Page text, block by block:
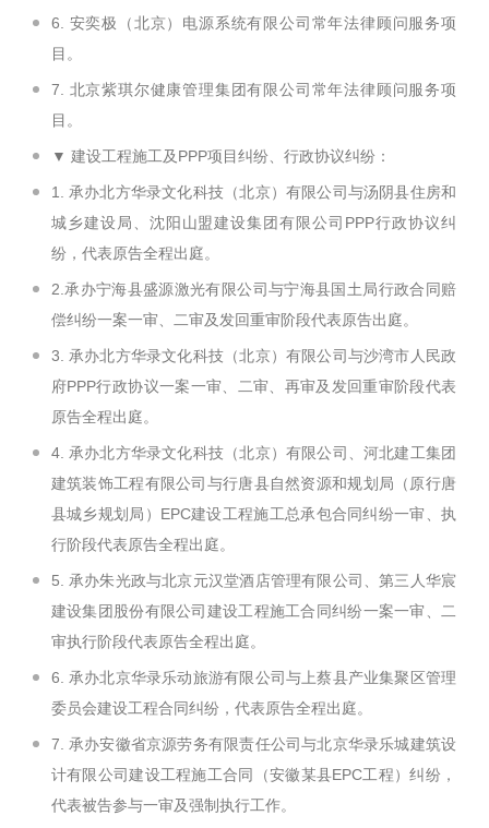
6. 安奕极（北京）电源系统有限公司常年法律顾问服务项
目。
7. 北京紫琪尔健康管理集团有限公司常年法律顾问服务项
目。
▼ 建设工程施工及PPP项目纠纷、行政协议纠纷：
1. 承办北方华录文化科技（北京）有限公司与汤阴县住房和
城乡建设局、沈阳山盟建设集团有限公司PPP行政协议纠
纷，代表原告全程出庭。
2.承办宁海县盛源激光有限公司与宁海县国土局行政合同赔
偿纠纷一案一审、二审及发回重审阶段代表原告出庭。
3. 承办北方华录文化科技（北京）有限公司与沙湾市人民政
府PPP行政协议一案一审、二审、再审及发回重审阶段代表
原告全程出庭。
4. 承办北方华录文化科技（北京）有限公司、河北建工集团
建筑装饰工程有限公司与行唐县自然资源和规划局（原行唐
县城乡规划局）EPC建设工程施工总承包合同纠纷一审、执
行阶段代表原告全程出庭。
5. 承办朱光政与北京元汉堂酒店管理有限公司、第三人华宸
建设集团股份有限公司建设工程施工合同纠纷一案一审、二
审执行阶段代表原告全程出庭。
6. 承办北京华录乐动旅游有限公司与上蔡县产业集聚区管理
委员会建设工程合同纠纷，代表原告全程出庭。
7. 承办安徽省京源劳务有限责任公司与北京华录乐城建筑设
计有限公司建设工程施工合同（安徽某县EPC工程）纠纷，
代表被告参与一审及强制执行工作。